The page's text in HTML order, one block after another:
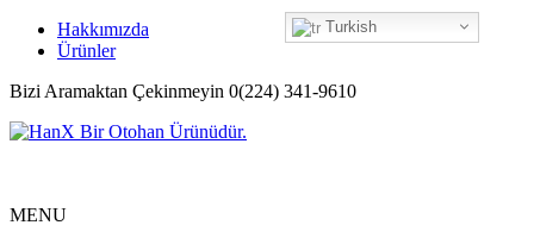
Hakkımızda
Ürünler
Bizi Aramaktan Çekinmeyin 0(224) 341-9610
MENU
Turkish